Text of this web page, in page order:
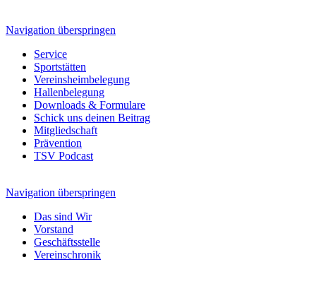
Navigation überspringen
Service
Sportstätten
Vereinsheimbelegung
Hallenbelegung
Downloads & Formulare
Schick uns deinen Beitrag
Mitgliedschaft
Prävention
TSV Podcast
Navigation überspringen
Das sind Wir
Vorstand
Geschäftsstelle
Vereinschronik